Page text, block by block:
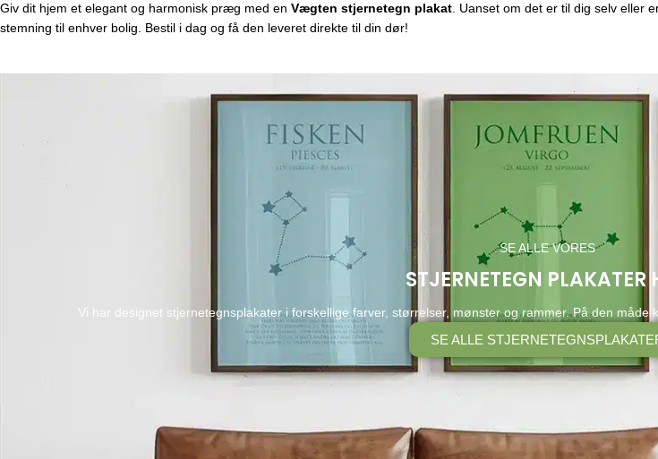
Giv dit hjem et elegant og harmonisk præg med en Vægten stjernetegn plakat . Uanset om det er til dig selv eller
stemning til enhver bolig. Bestil i dag og få den leveret direkte til din dør!
SE ALLE VORES
STJERNETEGN PLAKATER
Vi har designet stjernetegnsplakater i forskellige farver, størrelser, mønster og rammer. På den måde
SE ALLE